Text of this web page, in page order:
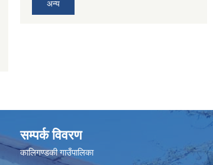
अन्य
सम्पर्क विवरण
कालिगण्डकी गाउँपालिका